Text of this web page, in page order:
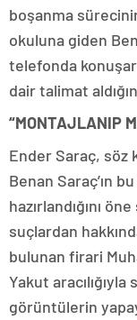
boşanma
okuluna giden
telefonda
dair talimat
“MONTAJLANIP
Ender Saraç,
Benan Saraç’ın
hazırlandığını
suçlardan
bulunan firari
Yakut aracılığıyla
görüntülerin